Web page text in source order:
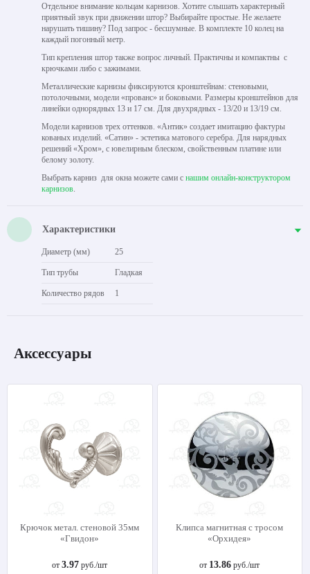
Отдельное внимание кольцам карнизов. Хотите слышать характерный
приятный звук при движении штор? Выбирайте простые. Не желаете
нарушать тишину? Под запрос - бесшумные. В комплекте 10 колец на
каждый погонный метр.
Тип крепления штор также вопрос личный. Практичны и компактны с
крючками либо с зажимами.
Металлические карнизы фиксируются кронштейнам: стеновыми,
потолочными, модели «прованс» и боковыми. Размеры кронштейнов для
линейки однорядных 13 и 17 см. Для двухрядных - 13/20 и 13/19 см.
Модели карнизов трех оттенков. «Антик» создает имитацию фактуры
кованых изделий. «Сатин» - эстетика матового серебра. Для нарядных
решений «Хром», с ювелирным блеском, свойственным платине или
белому золоту.
Выбрать карниз для окна можете сами с нашим онлайн-конструктором
карнизов.
Характеристики
Диаметр (мм) 25
Тип трубы Гладкая
Количество рядов 1
Аксессуары
Крючок метал. стеновой 35мм
«Гвидон»
от3.97 руб./шт
Клипса магнитная с тросом
«Орхидея»
от 13.86 руб./шт